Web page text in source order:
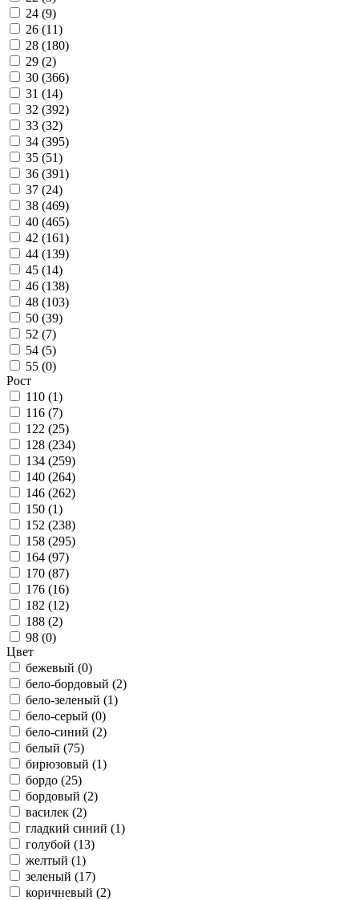
24 (9)
26 (11)
28 (180)
29 (2)
30 (366)
31 (14)
32 (392)
33 (32)
34 (395)
35 (51)
36 (391)
37 (24)
38 (469)
40 (465)
42 (161)
44 (139)
45 (14)
46 (138)
48 (103)
50 (39)
52 (7)
54 (5)
55 (0)
Рост
110 (1)
116 (7)
122 (25)
128 (234)
134 (259)
140 (264)
146 (262)
150 (1)
152 (238)
158 (295)
164 (97)
170 (87)
176 (16)
182 (12)
188 (2)
98 (0)
Цвет
бежевый (0)
бело-бордовый (2)
бело-зеленый (1)
бело-серый (0)
бело-синий (2)
белый (75)
бирюзовый (1)
бордо (25)
бордовый (2)
василек (2)
гладкий синий (1)
голубой (13)
желтый (1)
зеленый (17)
коричневый (2)